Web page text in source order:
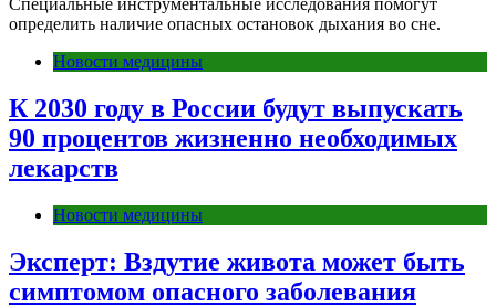
Специальные инструментальные исследования помогут
определить наличие опасных остановок дыхания во сне.
Новости медицины
К 2030 году в России будут выпускать
90 процентов жизненно необходимых
лекарств
Новости медицины
Эксперт: Вздутие живота может быть
симптомом опасного заболевания